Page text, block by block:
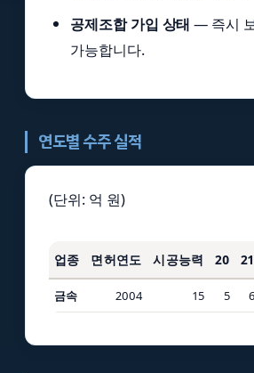
공제조합 가입 상태 — 즉시
가능합니다.
연도별 수주 실적
(단위: 억 원)
업종 면허연도 시공능력 20 21
금속 2004 15 5 6